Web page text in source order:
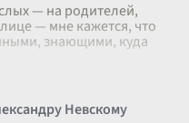
— на родителей,
— мне кажется, что
знающими, куда
Невскому